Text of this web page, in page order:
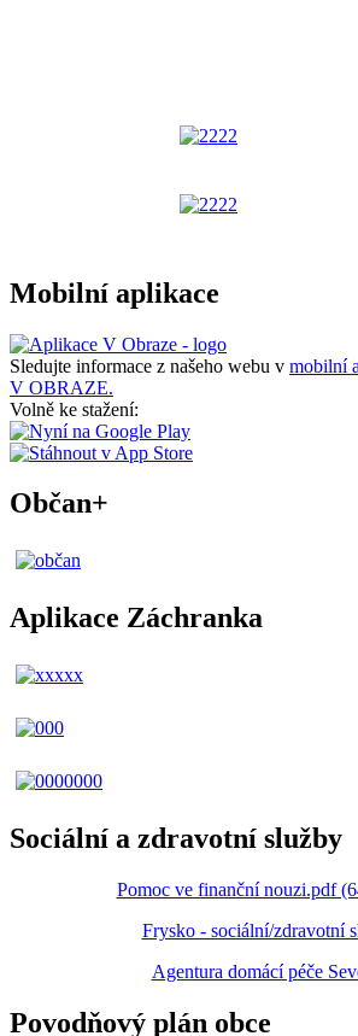
Mobilní aplikace
Sledujte informace z našeho webu v mobilní
V OBRAZE.
Volně ke stažení:
Občan+
Aplikace Záchranka
Sociální a zdravotní služby
Pomoc ve finanční nouzi.pdf
Frysko - sociální/zdravotní
Agentura domácí péče
Povodňový plán obce